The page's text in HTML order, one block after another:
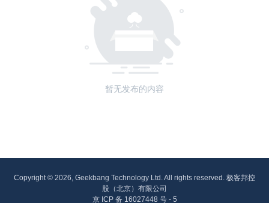
暂无发布的内容
Copyright © 2026, Geekbang Technology Ltd. All rights reserved. 极客邦控
股（北京）有限公司
京 ICP 备 16027448 号 - 5